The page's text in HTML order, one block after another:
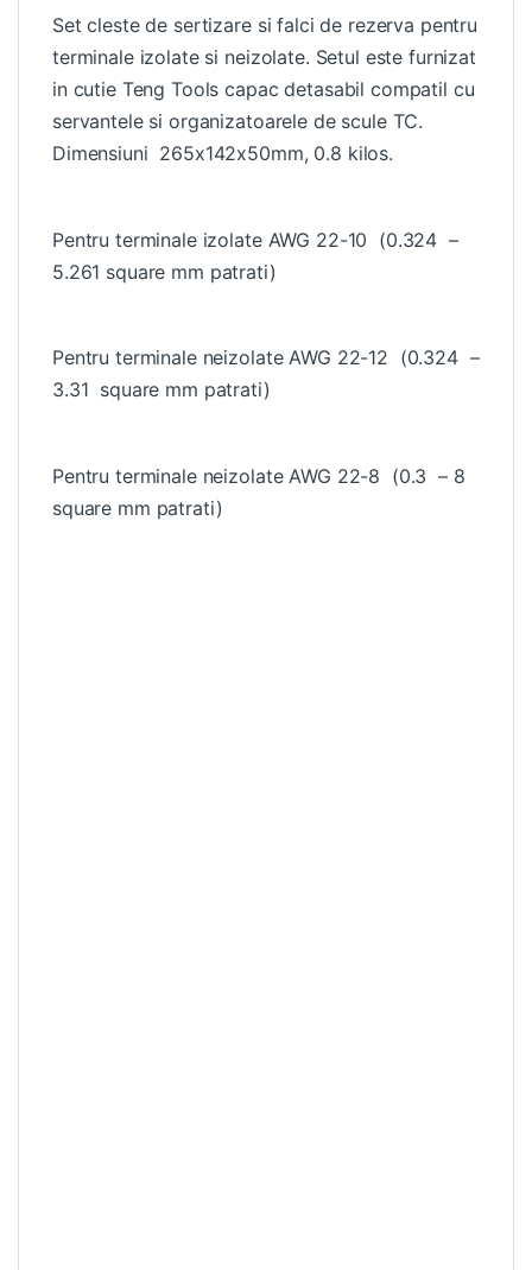
Set cleste de sertizare si falci de rezerva pentru
terminale izolate si neizolate. Setul este furnizat
in cutie Teng Tools capac detasabil compatil cu
servantele si organizatoarele de scule TC.
Dimensiuni 265x142x50mm, 0.8 kilos.
Pentru terminale izolate AWG 22-10 (0.324 –
5.261 square mm patrati)
Pentru terminale neizolate AWG 22-12 (0.324 –
3.31 square mm patrati)
Pentru terminale neizolate AWG 22-8 (0.3 – 8
square mm patrati)